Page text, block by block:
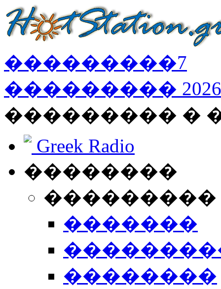
���������7
��������� 2026
��������� �
Greek Radio
��������
�������
��������